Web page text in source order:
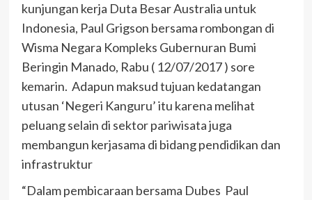
kunjungan kerja Duta Besar Australia untuk
Indonesia, Paul Grigson bersama rombongan di
Wisma Negara Kompleks Gubernuran Bumi
Beringin Manado, Rabu ( 12/07/2017 ) sore
kemarin. Adapun maksud tujuan kedatangan
utusan ‘Negeri Kanguru’ itu karena melihat
peluang selain di sektor pariwisata juga
membangun kerjasama di bidang pendidikan dan
infrastruktur
“Dalam pembicaraan bersama Dubes Paul